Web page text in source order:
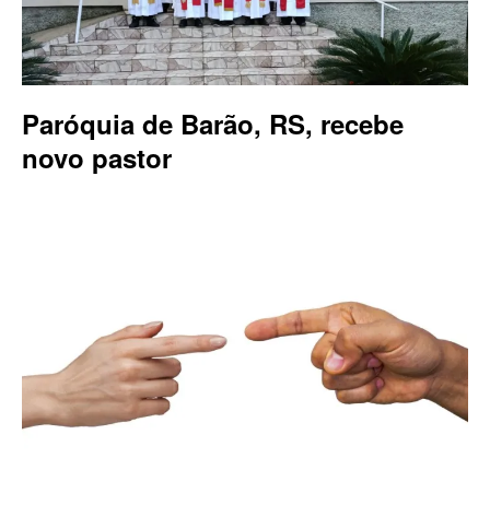
Paróquia de Barão, RS, recebe
novo pastor